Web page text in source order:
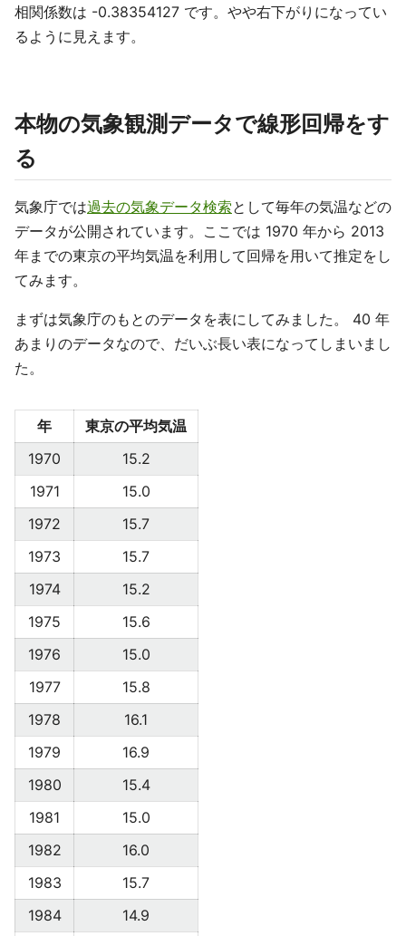
相関係数は -0.38354127 です。やや右下がりになってい
るように見えます。
本物の気象観測データで線形回帰をす
る
気象庁では過去の気象データ検索として毎年の気温などの
データが公開されています。ここでは 1970 年から 2013
年までの東京の平均気温を利用して回帰を用いて推定をし
てみます。
まずは気象庁のもとのデータを表にしてみました。 40 年
あまりのデータなので、だいぶ長い表になってしまいまし
た。
年
東京の平均気温
1970
15.2
1971
15.0
1972
15.7
1973
15.7
1974
15.2
1975
15.6
1976
15.0
1977
15.8
1978
16.1
1979
16.9
1980
15.4
1981
15.0
1982
16.0
1983
15.7
1984
14.9